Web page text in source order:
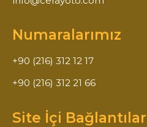
Numaralarımız
+90 (216) 312 12 17
+90 (216) 312 21 66
Site İçi Bağlantılar